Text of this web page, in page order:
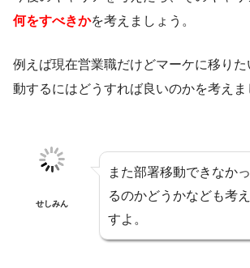
何をすべきかを考えましょう。
例えば現在営業職だけどマーケに移り
動するにはどうすれば良いのかを考えま
せしみん
また部署移動できなか
るのかどうかなども考
すよ。